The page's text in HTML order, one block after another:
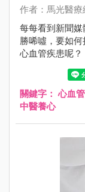
作者：馬光醫療
每每看到新聞
勝唏噓，要如
心血管疾患呢？
關鍵字：心血
中醫養心